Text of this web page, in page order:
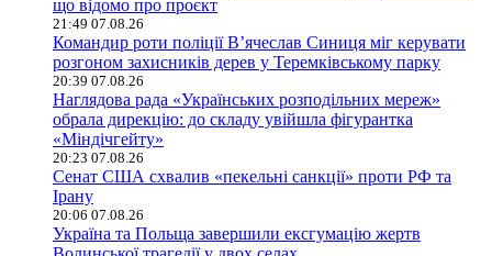
що відомо про проєкт
21:49 07.08.26
Командир роти поліції В’ячеслав Синиця міг керувати
розгоном захисників дерев у Теремківському парку
20:39 07.08.26
Наглядова рада «Українських розподільних мереж»
обрала дирекцію: до складу увійшла фігурантка
«Міндічгейту»
20:23 07.08.26
Сенат США схвалив «пекельні санкції» проти РФ та
Ірану
20:06 07.08.26
Україна та Польща завершили ексгумацію жертв